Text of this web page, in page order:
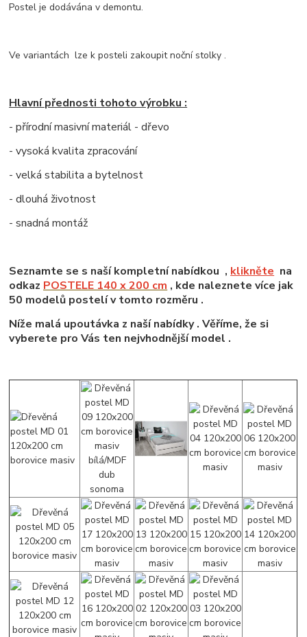
Postel je dodávána v demontu.
Ve variantách lze k posteli zakoupit noční stolky .
Hlavní přednosti tohoto výrobku :
- přírodní masivní materiál - dřevo
- vysoká kvalita zpracování
- velká stabilita a bytelnost
- dlouhá životnost
- snadná montáž
Seznamte se s naší kompletní nabídkou , klikněte na
odkaz POSTELE 140 x 200 cm , kde naleznete více jak
50 modelů postelí v tomto rozměru .
Níže malá upoutávka z naší nabídky . Věříme, že si
vyberete pro Vás ten nejvhodnější model .